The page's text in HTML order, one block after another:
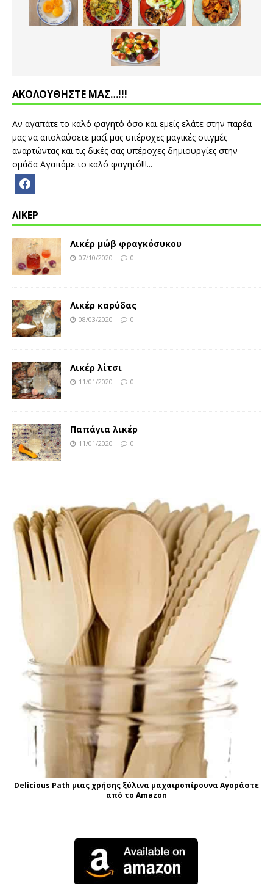
ΑΚΟΛΟΥΘΗΣΤΕ ΜΑΣ…!!!
Αν αγαπάτε το καλό φαγητό όσο και εμείς ελάτε στην παρέα
μας να απολαύσετε μαζί μας υπέροχες μαγικές στιγμές
αναρτώντας και τις δικές σας υπέροχες δημιουργίες στην
ομάδα Αγαπάμε το καλό φαγητό!!!...
ΛΙΚΕΡ
Λικέρ μώβ φραγκόσυκου
07/10/2020 0
Λικέρ καρύδας
08/03/2020 0
Λικέρ λίτσι
11/01/2020 0
Παπάγια λικέρ
11/01/2020 0
Delicious Path μιας χρήσης ξύλινα μαχαιροπίρουνα Αγοράστε
από το Amazon